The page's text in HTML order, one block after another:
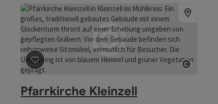
Beitrag merken
Pfarrkirche Kleinzell